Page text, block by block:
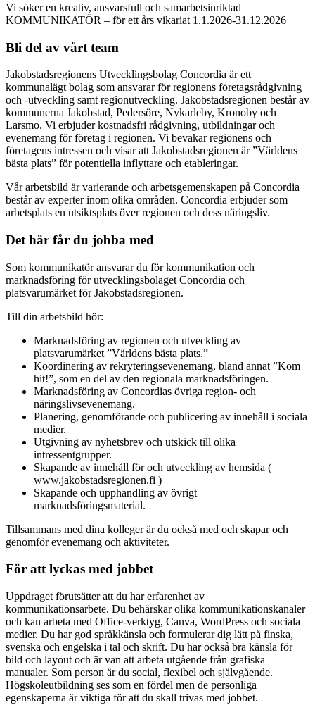
Vi söker en kreativ, ansvarsfull och samarbetsinriktad
KOMMUNIKATÖR – för ett års vikariat 1.1.2026-31.12.2026
Bli del av vårt team
Jakobstadsregionens Utvecklingsbolag Concordia är ett
kommunalägt bolag som ansvarar för regionens företagsrådgivning
och -utveckling samt regionutveckling. Jakobstadsregionen består av
kommunerna Jakobstad, Pedersöre, Nykarleby, Kronoby och
Larsmo. Vi erbjuder kostnadsfri rådgivning, utbildningar och
evenemang för företag i regionen. Vi bevakar regionens och
företagens intressen och visar att Jakobstadsregionen är ”Världens
bästa plats” för potentiella inflyttare och etableringar.
Vår arbetsbild är varierande och arbetsgemenskapen på Concordia
består av experter inom olika områden. Concordia erbjuder som
arbetsplats en utsiktsplats över regionen och dess näringsliv.
Det här får du jobba med
Som kommunikatör ansvarar du för kommunikation och
marknadsföring för utvecklingsbolaget Concordia och
platsvarumärket för Jakobstadsregionen.
Till din arbetsbild hör:
Marknadsföring av regionen och utveckling av
platsvarumärket ”Världens bästa plats.”
Koordinering av rekryteringsevenemang, bland annat ”Kom
hit!”, som en del av den regionala marknadsföringen.
Marknadsföring av Concordias övriga region- och
näringslivsevenemang.
Planering, genomförande och publicering av innehåll i sociala
medier.
Utgivning av nyhetsbrev och utskick till olika
intressentgrupper.
Skapande av innehåll för och utveckling av hemsida (
www.jakobstadsregionen.fi )
Skapande och upphandling av övrigt
marknadsföringsmaterial.
Tillsammans med dina kolleger är du också med och skapar och
genomför evenemang och aktiviteter.
För att lyckas med jobbet
Uppdraget förutsätter att du har erfarenhet av
kommunikationsarbete. Du behärskar olika kommunikationskanaler
och kan arbeta med Office-verktyg, Canva, WordPress och sociala
medier. Du har god språkkänsla och formulerar dig lätt på finska,
svenska och engelska i tal och skrift. Du har också bra känsla för
bild och layout och är van att arbeta utgående från grafiska
manualer. Som person är du social, flexibel och självgående.
Högskoleutbildning ses som en fördel men de personliga
egenskaperna är viktiga för att du skall trivas med jobbet.